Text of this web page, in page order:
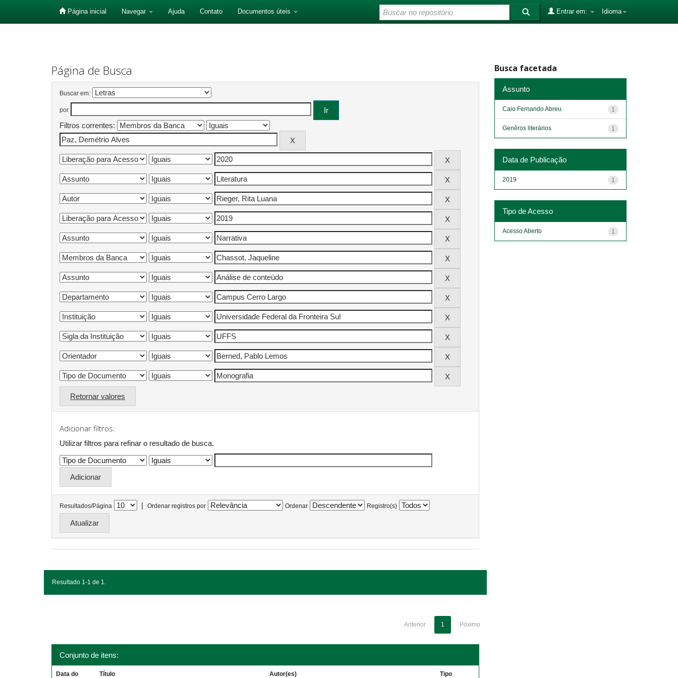
Página inicial Navegar Ajuda Contato Documentos úteis Idioma
Entrar em:
Página de Busca
Buscar em:
por
Filtros correntes:
Retornar valores
Adicionar filtros:
Utilizar filtros para refinar o resultado de busca.
Resultados/Página | Ordenar registros por Ordenar Registro(s)
Resultado 1-1 de 1.
Anterior 1 Póximo
Conjunto de itens:
Data do Título Autor(es) Tipo
Busca facetada
Assunto
1
Caio Fernando Abreu
1
Genêros literários
Data de Publicação
1
2019
Tipo de Acesso
1
Acesso Aberto